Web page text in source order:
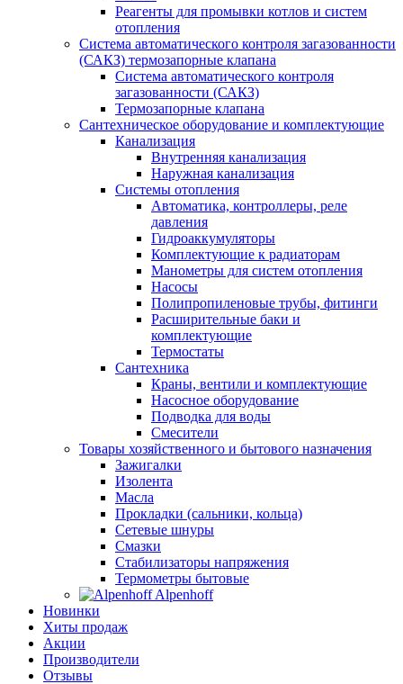
Реагенты для промывки котлов и систем
отопления
Система автоматического контроля загазованности
(САКЗ) термозапорные клапана
Система автоматического контроля
загазованности (САКЗ)
Термозапорные клапана
Сантехническое оборудование и комплектующие
Канализация
Внутренняя канализация
Наружная канализация
Системы отопления
Автоматика, контроллеры, реле
давления
Гидроаккумуляторы
Комплектующие к радиаторам
Манометры для систем отопления
Насосы
Полипропиленовые трубы, фитинги
Расширительные баки и
комплектующие
Термостаты
Сантехника
Краны, вентили и комплектующие
Насосное оборудование
Подводка для воды
Смесители
Товары хозяйственного и бытового назначения
Зажигалки
Изолента
Масла
Прокладки (сальники, кольца)
Сетевые шнуры
Смазки
Стабилизаторы напряжения
Термометры бытовые
Alpenhoff
Новинки
Хиты продаж
Акции
Производители
Отзывы